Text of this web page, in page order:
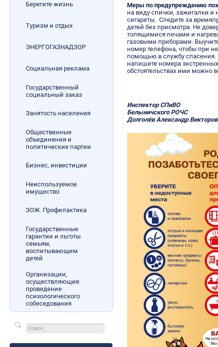
Берегите жизнь
Туризм и отдых
ЭНЕРГОГАЗНАДЗОР
Социальная реклама
Государственный
социальный заказ
Занятость населения
Общественные
объединения и
политические партии
Бизнес, инвестиции
Неиспользуемое
имущество
ЗОЖ. Профилактика
Государственные
гарантии и льготы
семьям,
воспитывающим
детей
Организации,
осуществляющие
проведение
психологического
собеседования
Меры по предупреждению
на виду спички, зажигалки и
сигареты. Следите за
детей без присмотра. Не
топящимися печами и
газовыми приборами.
номер телефона, чтобы при
помощью в службу спасения.
напишите номера
обстоятельствах ими можно
Инспектор СПиВО
Белыничского РОЧС
Долголёв Александр